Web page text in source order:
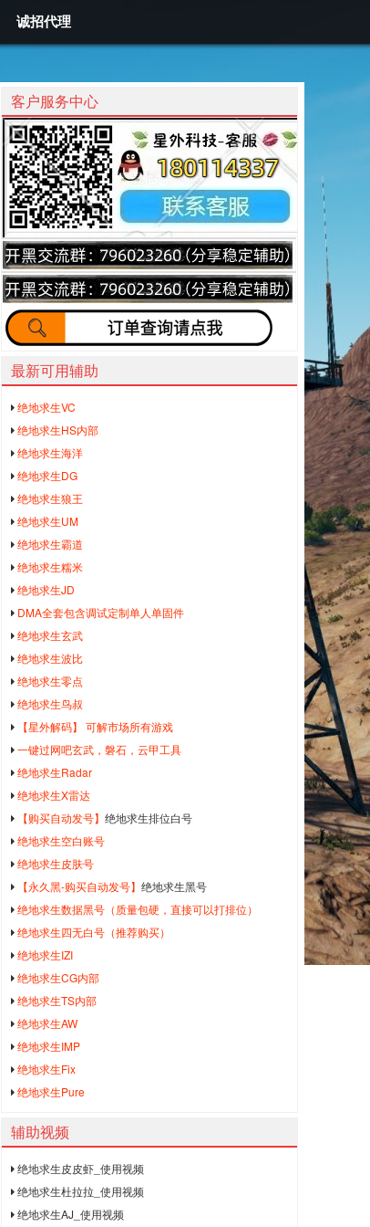
诚招代理
客户服务中心
最新可用辅助
绝地求生VC
绝地求生HS内部
绝地求生海洋
绝地求生DG
绝地求生狼王
绝地求生UM
绝地求生霸道
绝地求生糯米
绝地求生JD
DMA全套包含调试定制单人单固件
绝地求生玄武
绝地求生波比
绝地求生零点
绝地求生鸟叔
【星外解码】 可解市场所有游戏
一键过网吧玄武，磐石，云甲工具
绝地求生Radar
绝地求生X雷达
【购买自动发号】 绝地求生排位白号
绝地求生空白账号
绝地求生皮肤号
【永久黑-购买自动发号】 绝地求生黑号
绝地求生数据黑号（质量包硬，直接可以打排位）
绝地求生四无白号（推荐购买）
绝地求生IZI
绝地求生CG内部
绝地求生TS内部
绝地求生AW
绝地求生IMP
绝地求生Fix
绝地求生Pure
辅助视频
绝地求生皮皮虾_使用视频
绝地求生杜拉拉_使用视频
绝地求生AJ_使用视频